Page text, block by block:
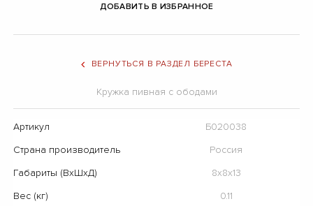
ДОБАВИТЬ В ИЗБРАННОЕ
ВЕРНУТЬСЯ В РАЗДЕЛ БЕРЕСТА
Кружка пивная с ободами
Артикул
Б020038
Страна производитель
Россия
Габариты (ВхШхД)
8x8x13
Вес (кг)
0.11